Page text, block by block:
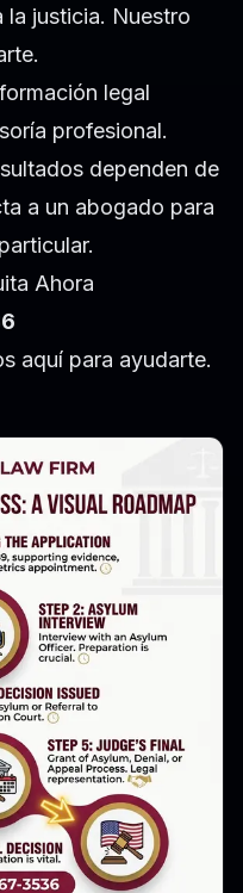
la justicia. Nuestro
legal
profesional.
dependen de
a un abogado para
Ahora
aquí para ayudarte.